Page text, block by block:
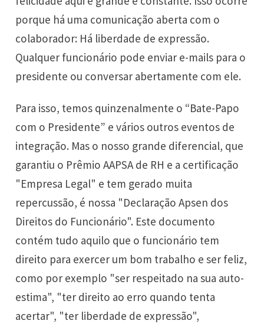
porque há uma comunicação aberta com o
colaborador: Há liberdade de expressão.
Qualquer funcionário pode enviar e-mails para o
presidente ou conversar abertamente com ele.
Para isso, temos quinzenalmente o “Bate-Papo
com o Presidente” e vários outros eventos de
integração. Mas o nosso grande diferencial, que
garantiu o Prêmio AAPSA de RH e a certificação
"Empresa Legal" e tem gerado muita
repercussão, é nossa "Declaração Apsen dos
Direitos do Funcionário". Este documento
contém tudo aquilo que o funcionário tem
direito para exercer um bom trabalho e ser feliz,
como por exemplo "ser respeitado na sua auto-
estima", "ter direito ao erro quando tenta
acertar", "ter liberdade de expressão",